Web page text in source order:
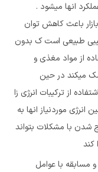
انها میشود .
باعث کاهش توان
طبیعی است ک بدون
از مواد مغذی و
میکند در حین
از ترکیبات انرژی زا
انرژی موردنیاز انها به
با مشکلات بتواند
کند
مسابقه با عوامل